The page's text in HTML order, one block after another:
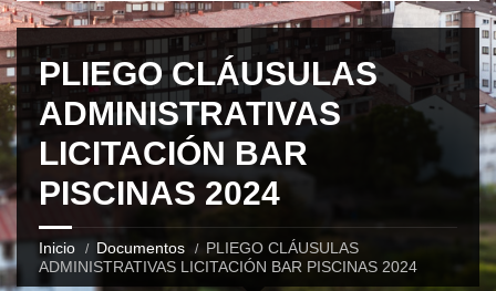
PLIEGO CLÁUSULAS
ADMINISTRATIVAS
LICITACIÓN BAR
PISCINAS 2024
Inicio Documentos
PLIEGO CLÁUSULAS
ADMINISTRATIVAS LICITACIÓN BAR PISCINAS 2024